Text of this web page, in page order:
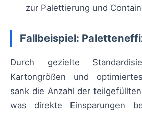
zur Palettierung und
Fallbeispiel:
Durch gezielte
Kartongrößen und
sank die Anzahl der
was direkte Einsparungen